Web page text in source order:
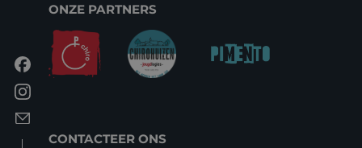
ONZE PARTNERS
CONTACTEER ONS